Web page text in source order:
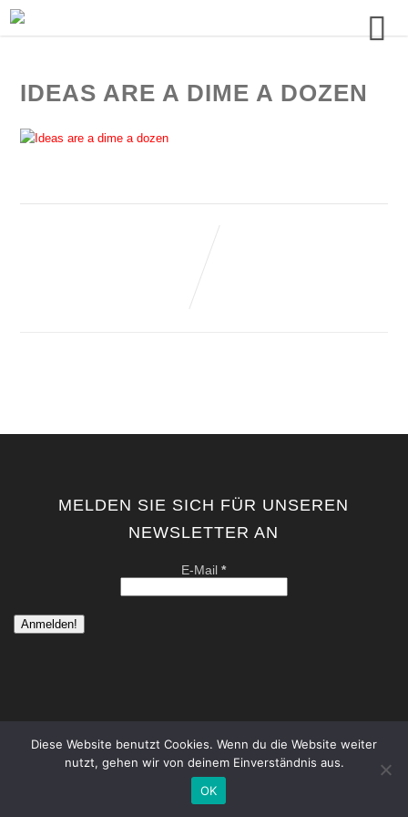
IDEAS ARE A DIME A DOZEN
MELDEN SIE SICH FÜR UNSEREN
NEWSLETTER AN
E-Mail*
copyright by kati von schwerin | contemporary artist berlin . all
Datenschutzerklärung
Diese Website benutzt Cookies. Wenn du die Website weiter
nutzt, gehen wir von deinem Einverständnis aus.
OK